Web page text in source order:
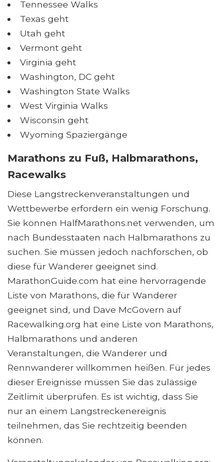
Tennessee Walks
Texas geht
Utah geht
Vermont geht
Virginia geht
Washington, DC geht
Washington State Walks
West Virginia Walks
Wisconsin geht
Wyoming Spaziergänge
Marathons zu Fuß, Halbmarathons,
Racewalks
Diese Langstreckenveranstaltungen und
Wettbewerbe erfordern ein wenig Forschung.
Sie können HalfMarathons.net verwenden, um
nach Bundesstaaten nach Halbmarathons zu
suchen. Sie müssen jedoch nachforschen, ob
diese für Wanderer geeignet sind.
MarathonGuide.com hat eine hervorragende
Liste von Marathons, die für Wanderer
geeignet sind, und Dave McGovern auf
Racewalking.org hat eine Liste von Marathons,
Halbmarathons und anderen
Veranstaltungen, die Wanderer und
Rennwanderer willkommen heißen. Für jedes
dieser Ereignisse müssen Sie das zulässige
Zeitlimit überprüfen. Es ist wichtig, dass Sie
nur an einem Langstreckenereignis
teilnehmen, das Sie rechtzeitig beenden
können.